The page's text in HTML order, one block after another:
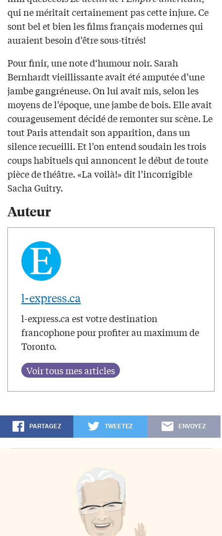
qui ne méritait certainement pas cette injure. Ce
sont bel et bien les films français modernes qui
auraient besoin d’être sous-titrés!
Pour finir, une note d‘humour noir. Sarah
Bernhardt vieillissante avait été amputée d’une
jambe gangréneuse. On lui avait mis, selon les
moyens de l’époque, une jambe de bois. Elle avait
courageusement décidé de remonter sur scène. Le
tout Paris attendait son apparition, dans un
silence recueilli. Et l’on entend soudain les trois
coups habituels qui annoncent le début de toute
pièce de théâtre. «La voilà!» dit l’incorrigible
Sacha Guitry.
Auteur
l-express.ca
l-express.ca est votre destination
francophone pour profiter au maximum de
Toronto.
PARTAGEZ TWEETEZ ENVOYEZ